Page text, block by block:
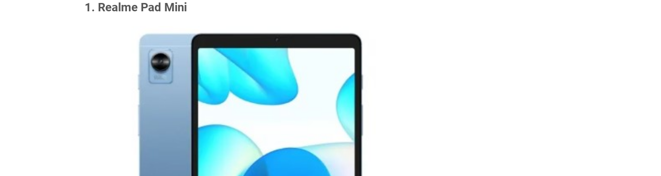
1. Realme Pad Mini